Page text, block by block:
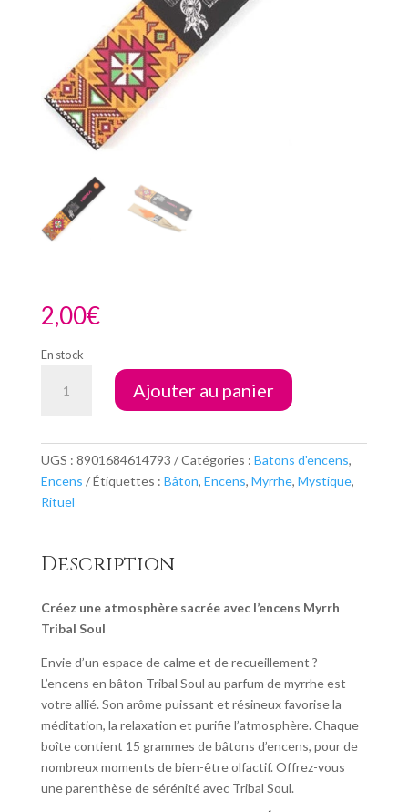
2,00€
En stock
Myrrh
Ajouter au panier
UGS : 8901684614793 Catégories : Batons d'encens,
Encens
Étiquettes : Bâton, Encens, Myrrhe, Mystique,
Rituel
Description
Créez une atmosphère sacrée avec l’encens Myrrh
Tribal Soul
Envie d’un espace de calme et de recueillement ?
L’encens en bâton Tribal Soul au parfum de myrrhe est
votre allié. Son arôme puissant et résineux favorise la
méditation, la relaxation et purifie l’atmosphère. Chaque
boîte contient 15 grammes de bâtons d’encens, pour de
nombreux moments de bien-être olfactif. Offrez-vous
une parenthèse de sérénité avec Tribal Soul.